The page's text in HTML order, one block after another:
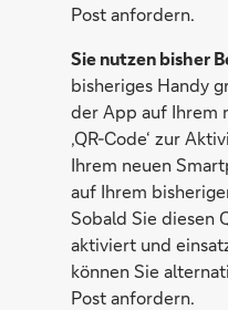
Post anfordern.
Sie nutzen bisher
bisheriges Handy
der App auf Ihrem
‚QR-Code‘ zur
Ihrem neuen
auf Ihrem
Sobald Sie diesen
aktiviert und
können Sie
Post anfordern.